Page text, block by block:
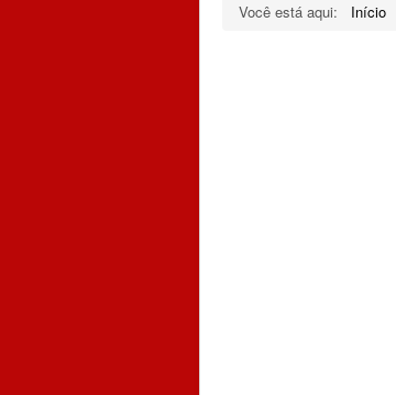
Você está aqui: Início